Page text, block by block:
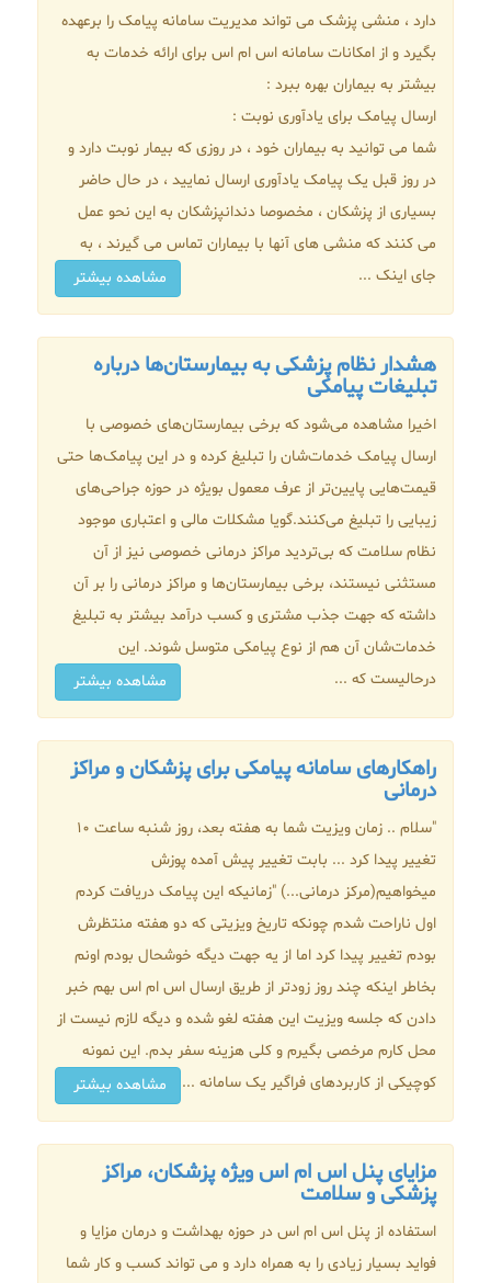
دارد ، منشی پزشک می تواند مدیریت سامانه پیامک را برعهده
بگیرد و از امکانات سامانه اس ام اس برای ارائه خدمات به
بیشتر به بیماران بهره ببرد :
ارسال پیامک برای یادآوری نوبت :
شما می توانید به بیماران خود ، در روزی که بیمار نوبت دارد و
در روز قبل یک پیامک یادآوری ارسال نمایید ، در حال حاضر
بسیاری از پزشکان ، مخصوصا دندانپزشکان به این نحو عمل
می کنند که منشی های آنها با بیماران تماس می گیرند ، به
جای اینک ...
مشاهده بیشتر
هشدار نظام پزشکی به بیمارستان‌ها درباره
تبلیغات پیامکی
اخیرا مشاهده می‌شود که برخی بیمارستان‌های خصوصی با
ارسال پیامک خدمات‌شان را تبلیغ کرده و در این پیامک‌ها حتی
قیمت‌هایی پایین‌تر از عرف معمول بویژه در حوزه جراحی‌های
زیبایی را تبلیغ می‌کنند.گویا مشکلات مالی و اعتباری موجود
نظام سلامت که بی‌تردید مراکز درمانی خصوصی نیز از آن
مستثنی نیستند، برخی بیمارستان‌ها و مراکز درمانی را بر آن
داشته که جهت جذب مشتری و کسب درآمد بیشتر به تبلیغ
خدمات‌شان آن هم از نوع پیامکی متوسل شوند. این
درحالیست که ...
مشاهده بیشتر
راهکارهای سامانه پیامکی برای پزشکان و مراکز
درمانی
"سلام .. زمان ویزیت شما به هفته بعد، روز شنبه ساعت 10
تغییر پیدا کرد ... بابت تغییر پیش آمده پوزش
میخواهیم(مرکز درمانی...) "زمانیکه این پیامک دریافت کردم
اول ناراحت شدم چونکه تاریخ ویزیتی که دو هفته منتظرش
بودم تغییر پیدا کرد اما از یه جهت دیگه خوشحال بودم اونم
بخاطر اینکه چند روز زودتر از طریق ارسال اس ام اس بهم خبر
دادن که جلسه ویزیت این هفته لغو شده و دیگه لازم نیست از
محل کارم مرخصی بگیرم و کلی هزینه سفر بدم. این نمونه
کوچیکی از کاربردهای فراگیر یک سامانه ...
مشاهده بیشتر
مزایای پنل اس ام اس ویژه پزشکان، مراکز
پزشکی و سلامت
استفاده از پنل اس ام اس در حوزه بهداشت و درمان مزایا و
فواید بسیار زیادی را به همراه دارد و می تواند کسب و کار شما